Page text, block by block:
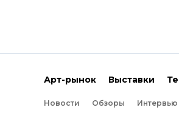
Арт-рынок Выставки
Новости Обзоры Интервью